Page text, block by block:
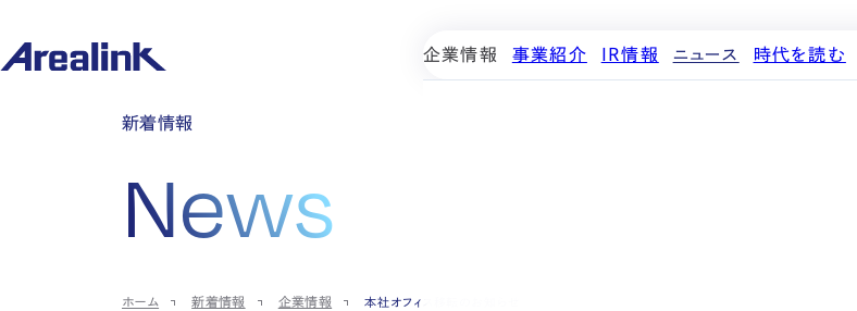
企業情報 事業紹介 IR情報 ニュース 時代を読む
新着情報
News
ホーム 新着情報 企業情報 本社オフィス移転のお知らせ